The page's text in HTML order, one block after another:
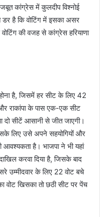
कांग्रेस में कुलदीप विश्नोई
डर है कि वोटिंग में इसका असर
की वजह से कांग्रेस हरियाणा
है, जिसमें हर सीट के लिए 42
राकांपा के पास एक-एक सीट
दो सीटें आसानी से जीत जाएगी।
लिए उसे अपने सहयोगियों और
आवश्यकता है। भाजपा ने भी यहां
करवा दिया है, जिसके बाद
उम्मीदवार के लिए 22 वोट बचे
वोट खिसका तो छठी सीट पर पेंच